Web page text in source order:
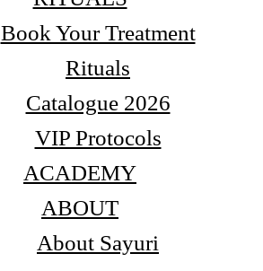
Book Your Treatment
Rituals
Catalogue 2026
VIP Protocols
ACADEMY
ABOUT
About Sayuri